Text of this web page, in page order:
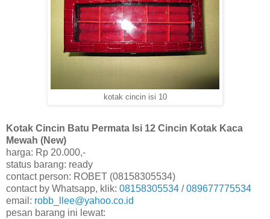
kotak cincin isi 10
Kotak Cincin Batu Permata Isi 12 Cincin Kotak Kaca
Mewah (New)
harga: Rp 20.000,-
status barang: ready
contact person: ROBET (08158305534)
contact by Whatsapp, klik: 08158305534 /089677775534
email: robb_llee@yahoo.co.id
pesan barang ini lewat: